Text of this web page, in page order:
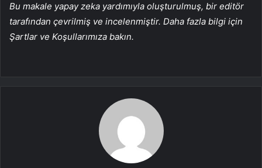
Bu makale yapay zeka yardımıyla oluşturulmuş, bir editör
tarafından çevrilmiş ve incelenmiştir. Daha fazla bilgi için
Şartlar ve Koşullarımıza bakın.